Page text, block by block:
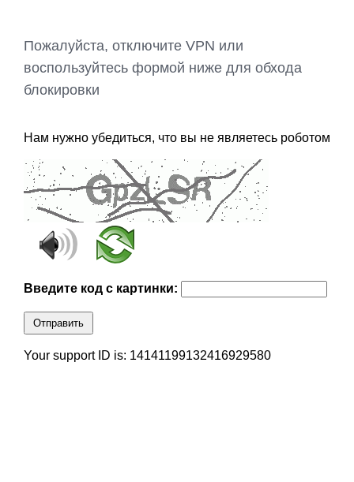
Пожалуйста, отключите VPN или
воспользуйтесь формой ниже для обхода
блокировки
Нам нужно убедиться, что вы не являетесь роботом
Введите код с картинки:
Отправить
Your support ID is: 14141199132416929580